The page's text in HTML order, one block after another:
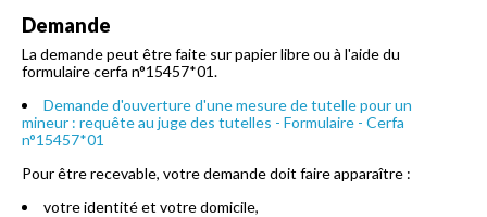
Demande
La demande peut être faite sur papier libre ou à l'aide du
formulaire cerfa n°15457*01.
Demande d'ouverture d'une mesure de tutelle pour un
mineur : requête au juge des tutelles - Formulaire - Cerfa
n°15457*01
Pour être recevable, votre demande doit faire apparaître :
votre identité et votre domicile,